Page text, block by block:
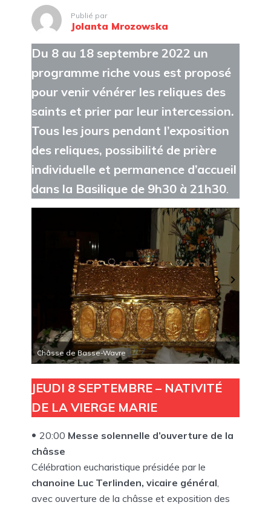
Publié par
Jolanta Mrozowska
Du 8 au 18 septembre 2022 un
programme riche vous est proposé
pour venir vénérer les reliques des
saints et prier par leur intercession.
Tous les jours pendant l’exposition
des reliques, possibilité de prière
individuelle et permanence d’accueil
dans la Basilique de 9h30 à 21h30.
Châsse de Basse-Wavre1 / 7
JEUDI 8 SEPTEMBRE – NATIVITÉ
DE LA VIERGE MARIE
20:00 Messe solennelle d’ouverture de la
châsse
Célébration eucharistique présidée par le
chanoine Luc Terlinden, vicaire général,
avec ouverture de la châsse et exposition des